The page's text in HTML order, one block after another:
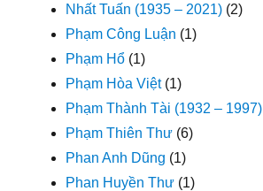
Nhất Tuấn (1935 – 2021) (2)
Phạm Công Luận (1)
Phạm Hổ (1)
Phạm Hòa Việt(1)
Phạm Thành Tài (1932 – 1997)
Phạm Thiên Thư (6)
Phan Anh Dũng (1)
Phan Huyền Thư (1)